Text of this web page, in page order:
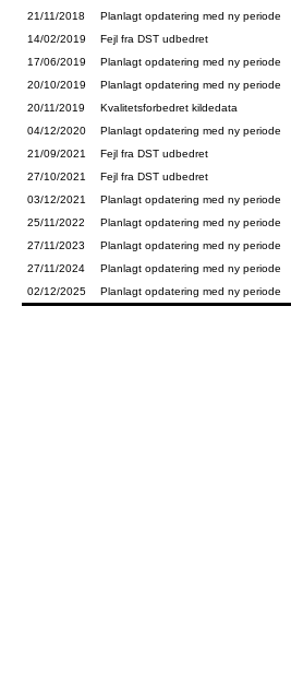
21/11/2018
Planlagt opdatering med ny periode
14/02/2019
Fejl fra DST udbedret
17/06/2019
Planlagt opdatering med ny periode
20/10/2019
Planlagt opdatering med ny periode
20/11/2019
Kvalitetsforbedret kildedata
04/12/2020
Planlagt opdatering med ny periode
21/09/2021
Fejl fra DST udbedret
27/10/2021
Fejl fra DST udbedret
03/12/2021
Planlagt opdatering med ny periode
25/11/2022
Planlagt opdatering med ny periode
27/11/2023
Planlagt opdatering med ny periode
27/11/2024
Planlagt opdatering med ny periode
02/12/2025
Planlagt opdatering med ny periode